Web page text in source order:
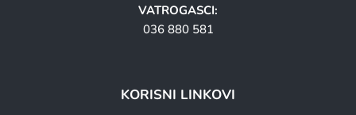
VATROGASCI:
036 880 581
KORISNI LINKOVI